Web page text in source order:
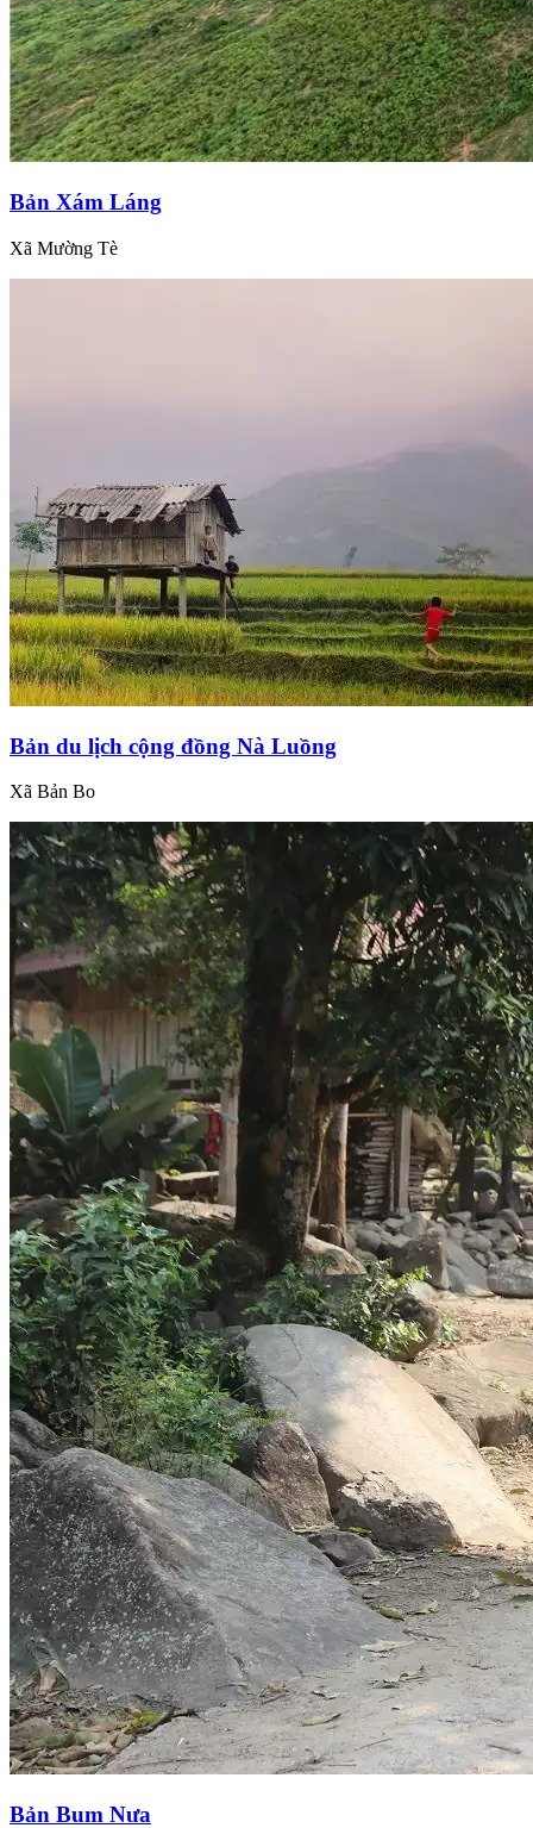
Bản Xám Láng
Xã Mường Tè
Bản du lịch cộng đồng Nà Luồng
Xã Bản Bo
Bản Bum Nưa